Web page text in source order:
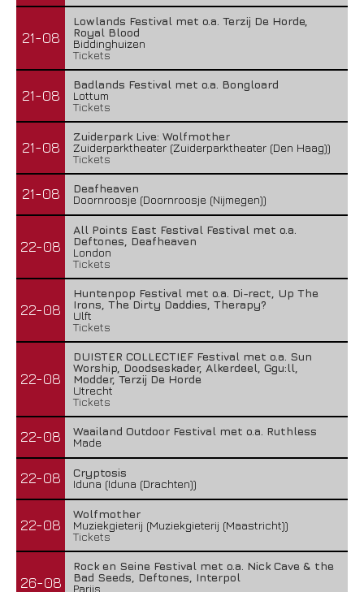
Instant Crowdfundingshow voor Labasheeda
3 juni 2026
Bospop maakt blokkenschema bekend
27 mei 2026
21-08
Lowlands Festival met o.a. Terzij De Horde,
Royal Blood
Biddinghuizen
Tickets
21-08
Badlands Festival met o.a. Bongloard
Lottum
Tickets
21-08
Zuiderpark Live: Wolfmother
Zuiderparktheater (Zuiderparktheater (Den Haag))
Tickets
21-08
Deafheaven
Doornroosje (Doornroosje (Nijmegen))
22-08
All Points East Festival Festival met o.a.
Deftones, Deafheaven
London
Tickets
22-08
Huntenpop Festival met o.a. Di-rect, Up The
Irons, The Dirty Daddies, Therapy?
Ulft
Tickets
22-08
DUISTER COLLECTIEF Festival met o.a. Sun
Worship, Doodseskader, Alkerdeel, Ggu:ll,
Modder, Terzij De Horde
Utrecht
Tickets
22-08
Waailand Outdoor Festival met o.a. Ruthless
Made
22-08
Cryptosis
Iduna (Iduna (Drachten))
22-08
Wolfmother
Muziekgieterij (Muziekgieterij (Maastricht))
Tickets
26-08
Rock en Seine Festival met o.a. Nick Cave & the
Bad Seeds, Deftones, Interpol
Parijs